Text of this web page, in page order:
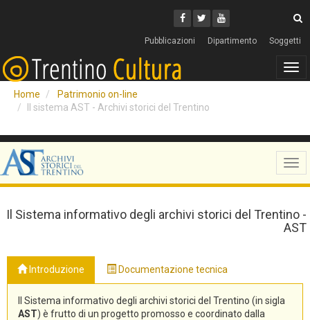
Facebook
Twitter
Youtube
Pubblicazioni Dipartimento Soggetti
Home
Patrimonio on-line
Il sistema AST - Archivi storici del Trentino
Il Sistema informativo degli archivi storici del Trentino -
AST
Introduzione Documentazione tecnica
Il Sistema informativo degli archivi storici del Trentino (in sigla
AST) è frutto di un progetto promosso e coordinato dalla